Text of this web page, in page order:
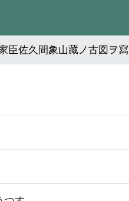
臣佐久間象山藏ノ古図ヲ